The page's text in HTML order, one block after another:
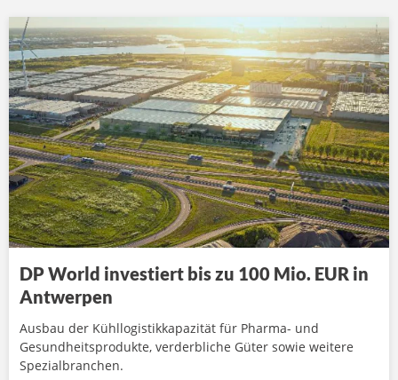
DP World investiert bis zu 100 Mio. EUR in
Antwerpen
Ausbau der Kühllogistikkapazität für Pharma- und
Gesundheitsprodukte, verderbliche Güter sowie weitere
Spezialbranchen.